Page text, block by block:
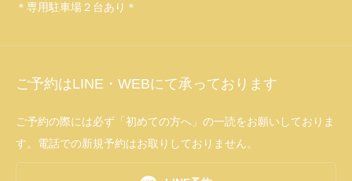
格者コース】 ２０２４年度 ビデオコー
＊専用駐車場２台あり＊
ご予約はLINE・WEBにて承っております
ご予約の際には必ず「初めての方へ」の一読をお願いしておりま
す。電話での新規予約はお取りしておりません。